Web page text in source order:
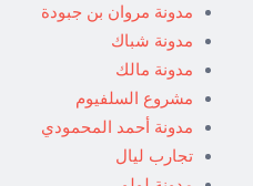
مدونة مروان بن جبودة
مدونة شباك
مدونة مالك
مشروع السلفيوم
مدونة أحمد المحمودي
تجارب ليال